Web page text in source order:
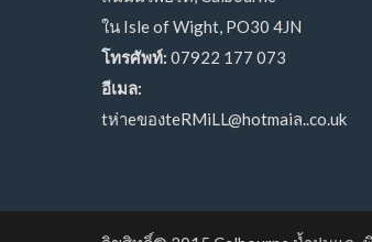
ใน Isle of Wight, PO30 4JN
โทรศัพท์: 07922 177 073
อีเมล:
tห่าeของteRMiLL@hotmaiล..co.uk